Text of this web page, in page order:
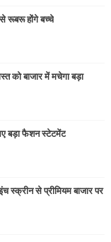
रूबरू होंगे बच्चे
को बाजार में मचेगा बड़ा
बड़ा फैशन स्टेटमेंट
स्क्रीन से प्रीमियम बाजार पर